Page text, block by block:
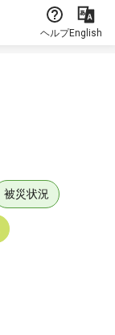
ヘルプEnglish
被災状況